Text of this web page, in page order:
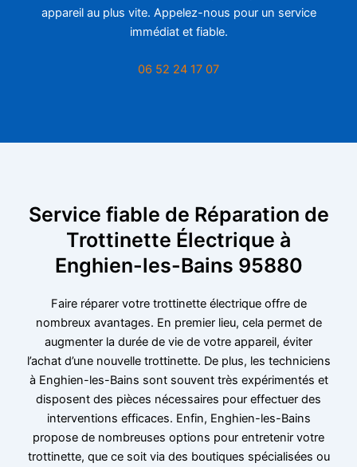
appareil au plus vite. Appelez-nous pour un service
immédiat et fiable.
06 52 24 17 07
Service fiable de Réparation de
Trottinette Électrique à
Enghien-les-Bains 95880
Faire réparer votre trottinette électrique offre de
nombreux avantages. En premier lieu, cela permet de
augmenter la durée de vie de votre appareil, éviter
l’achat d’une nouvelle trottinette. De plus, les techniciens
à Enghien-les-Bains sont souvent très expérimentés et
disposent des pièces nécessaires pour effectuer des
interventions efficaces. Enfin, Enghien-les-Bains
propose de nombreuses options pour entretenir votre
trottinette, que ce soit via des boutiques spécialisées ou